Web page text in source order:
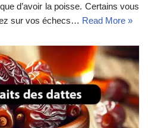
d’avoir la poisse. Certains vous
sur vos échecs… Read More »